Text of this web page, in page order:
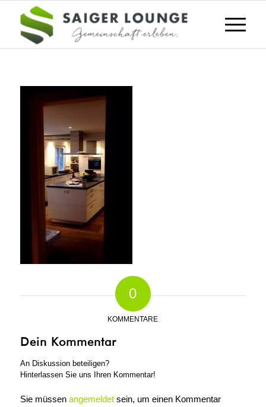
0
KOMMENTARE
Dein Kommentar
An Diskussion beteiligen?
Hinterlassen Sie uns Ihren Kommentar!
Sie müssen angemeldetsein, um einen Kommentar